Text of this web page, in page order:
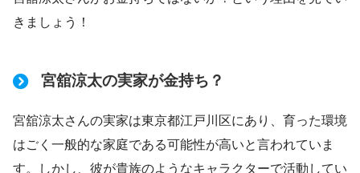
きましょう！
宮舘涼太の実家が金持ち？
宮舘涼太さんの実家は東京都江戸川区にあり、育った環境
はごく一般的な家庭である可能性が高いと言われていま
す。しかし、彼が貴族のようなキャラクターで活動してい